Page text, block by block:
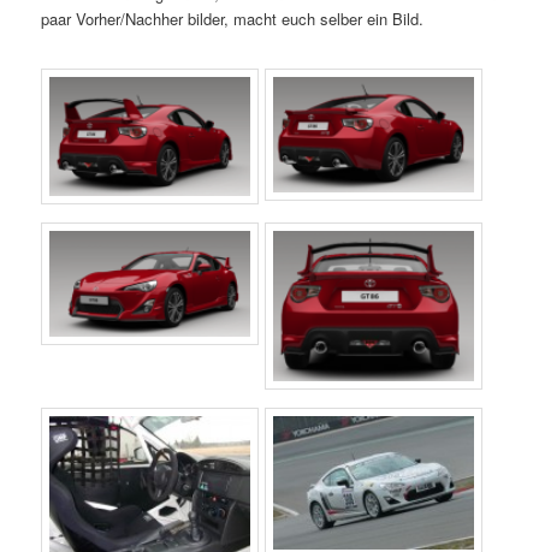
paar Vorher/Nachher bilder, macht euch selber ein Bild.